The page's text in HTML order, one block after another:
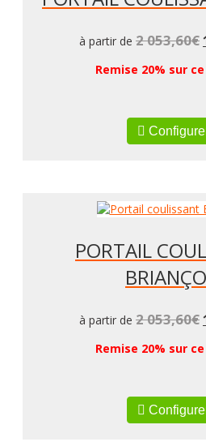
à partir de 2 053,60€
Remise 20% sur
PORTAIL
à partir de 2 053,60€
Remise 20% sur